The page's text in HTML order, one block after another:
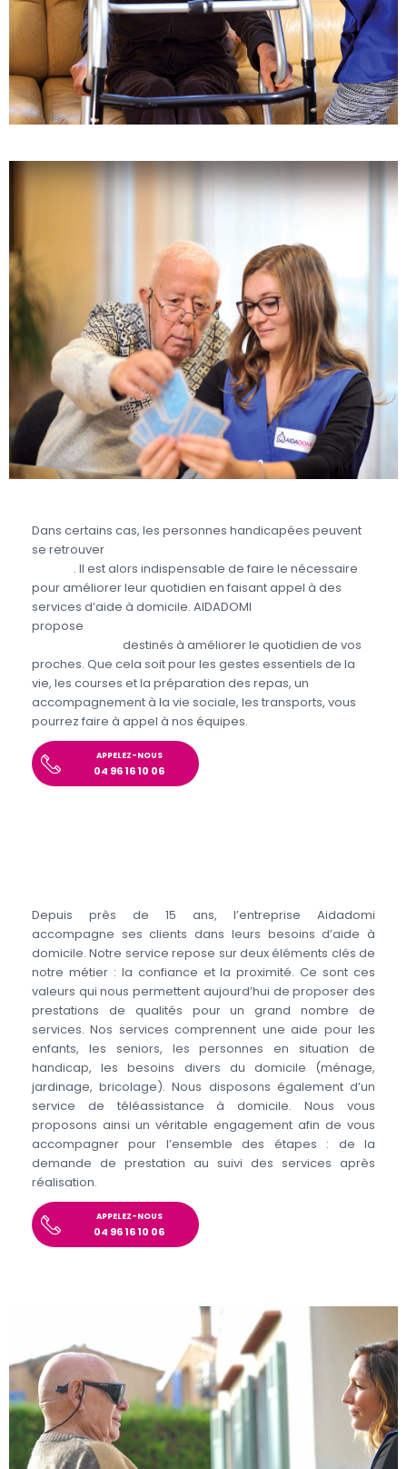
Dans certains cas, les personnes handicapées peuvent
se retrouver
. Il est alors indispensable de faire le nécessaire
pour améliorer leur quotidien en faisant appel à des
services d’aide à domicile. AIDADOMI
propose
destinés à améliorer le quotidien de vos
proches. Que cela soit pour les gestes essentiels de la
vie, les courses et la préparation des repas, un
accompagnement à la vie sociale, les transports, vous
pourrez faire à appel à nos équipes.
APPELEZ-NOUS
04 96 16 10 06
Depuis près de 15 ans, l’entreprise Aidadomi
accompagne ses clients dans leurs besoins d’aide à
domicile. Notre service repose sur deux éléments clés de
notre métier : la confiance et la proximité. Ce sont ces
valeurs qui nous permettent aujourd’hui de proposer des
prestations de qualités pour un grand nombre de
services. Nos services comprennent une aide pour les
enfants, les seniors, les personnes en situation de
handicap, les besoins divers du domicile (ménage,
jardinage, bricolage). Nous disposons également d’un
service de téléassistance à domicile. Nous vous
proposons ainsi un véritable engagement afin de vous
accompagner pour l’ensemble des étapes : de la
demande de prestation au suivi des services après
réalisation.
APPELEZ-NOUS
04 96 16 10 06